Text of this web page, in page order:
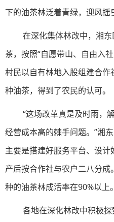
下的油茶林泛着青绿，迎风摇
在深化集体林改中，湘
茶，按照“自愿带山、自由入
村民以自有林地入股组建合
种油茶，得到了农民的认可。
“这场改革真是及时雨，
经营成本高的棘手问题。”湘
主要是搭建好服务平台、设
产后按合作社与农户二八分
种的油茶林成活率在90%以上
各地在深化林改中积极